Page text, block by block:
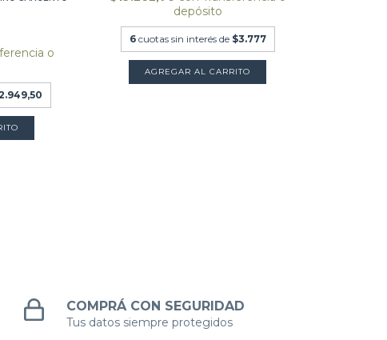
o
depósito
6 cuotas sin interés de $3.777
AGREGAR AL CARRITO
COMPRÁ CON SEGURIDAD
Tus datos siempre protegidos